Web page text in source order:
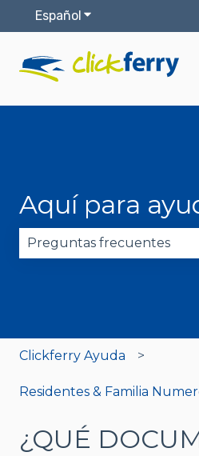
Español Traducciones de
Aquí para
Clickferry Ayuda
Residentes & Familia
¿QUÉ